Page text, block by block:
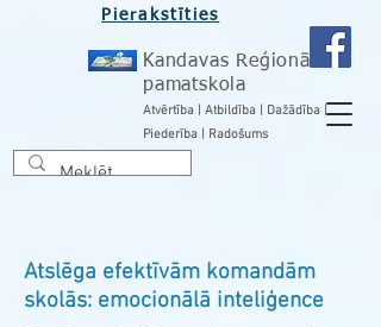
Pierakstīties
Kandavas Reģionālā
pamatskola
Atvērtība | Atbildība | Dažādība |
Piederība | Radošums
Atslēga efektīvām komandām
skolās: emocionālā inteliģence